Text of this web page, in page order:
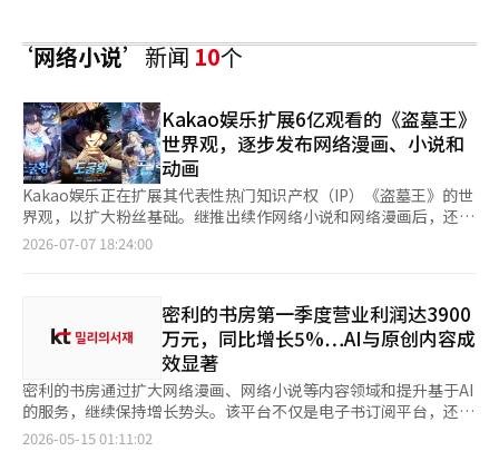
‘网络小说’新闻10个
Kakao娱乐扩展6亿观看的《盗墓王》
世界观，逐步发布网络漫画、小说和
动画
Kakao娱乐正在扩展其代表性热门知识产权（IP）《盗墓王》的世
界观，以扩大粉丝基础。继推出续作网络小说和网络漫画后，还将
发布动画，正式启动多元内容战略。 Kakao娱乐于7日宣布，将在
国和日本播出。国内将于9日通过AniPlus开始，随后在Netflix和
Lafitel上逐步公开，而在日本则通过富士电视台和关西电视台按当
地排期播出。 《盗墓王》无论是网络小说还是网络漫画，均已在
Kakao页面的百万页面上名列前茅。网络小说在国内累计浏览量达
到1亿2000万次，网络漫画在国内外的总浏览量超过5亿次，累计
浏览量已突破6亿次。 该作品围绕全球各地出现的神秘墓葬和文物
展开战斗，讲述了回归的主角徐周焕的活跃表现，赢得了广泛的粉
丝基础。 续作《盗墓王：终局》以原作之后的世界为背景。作为
2026-07-07 18:24:00
密利的书房第一季度营业利润达3900
万元，同比增长5%…AI与原创内容成
效显著
密利的书房通过扩大网络漫画、网络小说等内容领域和提升基于AI
的服务，继续保持增长势头。该平台不仅是电子书订阅平台，还在
不断扩展内容IP平台，推动收入结构多元化。 密利的书房于14日
2026-05-15 01:11:02